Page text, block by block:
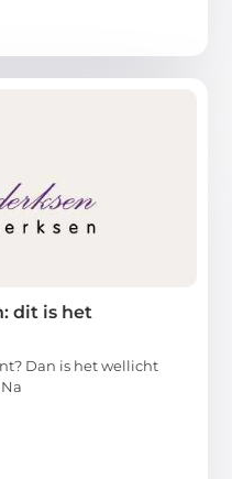
dit is het
Dan is het wellicht